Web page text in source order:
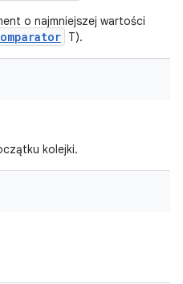
o najmniejszej wartości
T).
kolejki.